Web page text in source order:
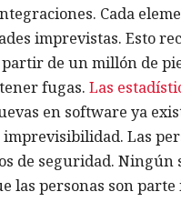
Cada
imprevistas. Esto
de un millón de
fugas. Las
en software ya
Las
de seguridad.
las personas son